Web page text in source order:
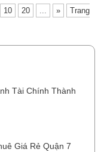
10 20 ... »
Trang
Tài Chính Thành
Giá Rẻ Quận 7